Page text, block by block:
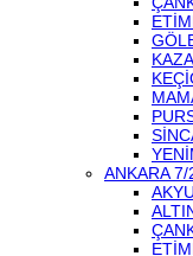
ANKARA